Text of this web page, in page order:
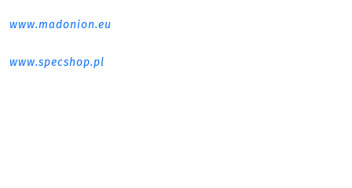
www.madonion.eu
www.specshop.pl